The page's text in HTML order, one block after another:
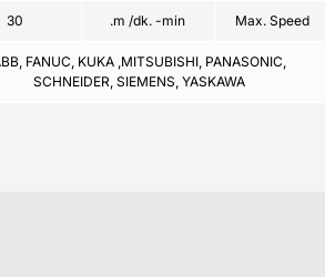
Max. Speed
m /dk. -min.
30
FANUC, KUKA ,MITSUBISHI, PANASONIC,
SCHNEIDER, SIEMENS, YASKAWA